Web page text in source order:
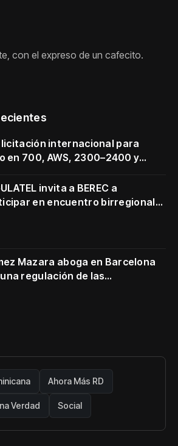
con el expreso de un cafecito.
internacional para
en 700, AWS, 2300–2400 y
invita a BEREC a
en encuentro birregional
Mazara aboga en Barcelona
regulación de las
Ahora Más RD
Verdad Social